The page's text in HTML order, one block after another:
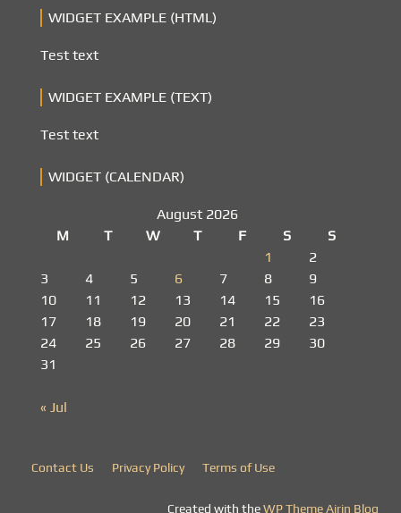
WIDGET EXAMPLE (HTML)
Test text
WIDGET EXAMPLE (TEXT)
Test text
WIDGET (CALENDAR)
August 2026
M
T W T F S
S
1
2
3
4 5 6 7 8
9
10
11 12 13 14 15
16
17
18 19 20 21 22
23
24
25 26 27 28 29
30
31
« Jul
Contact Us Privacy Policy Terms of Use
Created with theWP Theme Airin Blog